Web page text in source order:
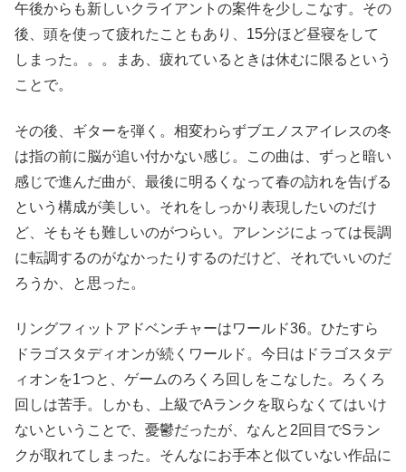
午後からも新しいクライアントの案件を少しこなす。その
後、頭を使って疲れたこともあり、15分ほど昼寝をして
しまった。。。まあ、疲れているときは休むに限るという
ことで。
その後、ギターを弾く。相変わらずブエノスアイレスの冬
は指の前に脳が追い付かない感じ。この曲は、ずっと暗い
感じで進んだ曲が、最後に明るくなって春の訪れを告げる
という構成が美しい。それをしっかり表現したいのだけ
ど、そもそも難しいのがつらい。アレンジによっては長調
に転調するのがなかったりするのだけど、それでいいのだ
ろうか、と思った。
リングフィットアドベンチャーはワールド36。ひたすら
ドラゴスタディオンが続くワールド。今日はドラゴスタデ
ィオンを1つと、ゲームのろくろ回しをこなした。ろくろ
回しは苦手。しかも、上級でAランクを取らなくてはいけ
ないということで、憂鬱だったが、なんと2回目でSラン
クが取れてしまった。そんなにお手本と似ていない作品に